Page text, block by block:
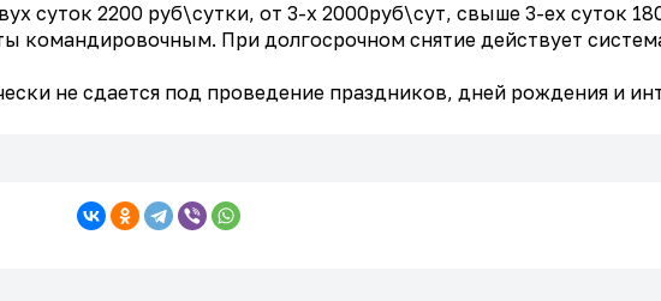
суток 2200 руб\сутки, от 3-х 2000руб\сут, свыше 3-ех суток
командировочным. При долгосрочном снятие действует
не сдается под проведение праздников, дней рождения и